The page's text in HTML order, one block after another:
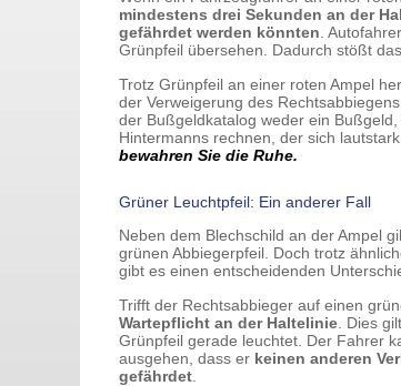
mindestens drei Sekunden an der
gefährdet werden könnten .
Grünpfeil übersehen. Dadurch stößt
Trotz Grünpfeil an einer roten Ampel
der Verweigerung des
der Bußgeldkatalog weder ein
Hintermanns rechnen, der sich
bewahren Sie die Ruhe.
Grüner Leuchtpfeil: Ein anderer Fall
Neben dem Blechschild an der Ampel
grünen Abbiegerpfeil. Doch trotz
gibt es einen entscheidenden
Trifft der Rechtsabbieger auf einen
Wartepflicht an der Haltelinie . Dies
Grünpfeil gerade leuchtet. Der Fahrer
ausgehen, dass er keinen anderen
gefährdet